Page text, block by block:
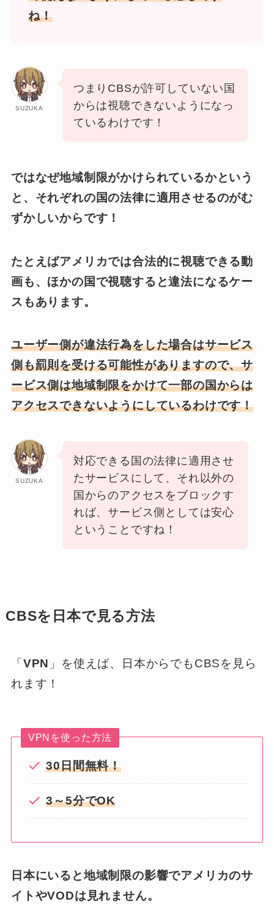
ね！
SUZUKA
つまりCBSが許可していない国
からは視聴できないようになっ
ているわけです！
ではなぜ地域制限がかけられているかという
と、それぞれの国の法律に適用させるのがむ
ずかしいからです！
たとえばアメリカでは合法的に視聴できる動
画も、ほかの国で視聴すると違法になるケー
スもあります。
ユーザー側が違法行為をした場合はサービス
側も罰則を受ける可能性がありますので、サ
ービス側は地域制限をかけて一部の国からは
アクセスできないようにしているわけです！
SUZUKA
対応できる国の法律に適用させ
たサービスにして、それ以外の
国からのアクセスをブロックす
れば、サービス側としては安心
ということですね！
CBSを日本で見る方法
「 VPN 」を使えば、日本からでもCBSを見ら
れます！
VPNを使った方法
30日間無料！
3～5分でOK
日本にいると地域制限の影響でアメリカのサ
イトやVODは見れません。